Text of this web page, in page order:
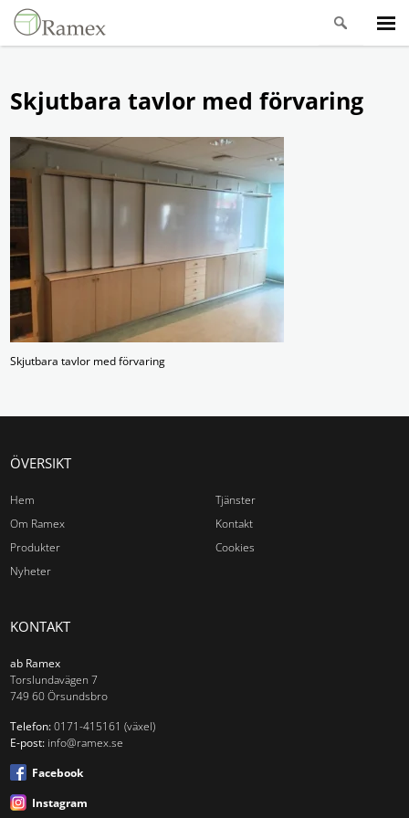
Skjutbara tavlor med förvaring
Skjutbara tavlor med förvaring
ÖVERSIKT
Hem
Om Ramex
Produkter
Nyheter
Tjänster
Kontakt
Cookies
KONTAKT
ab Ramex
Torslundavägen 7
749 60 Örsundsbro
Telefon: 0171-415161 (växel)
E-post: info@ramex.se
Facebook
Instagram